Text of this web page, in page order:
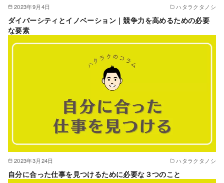
2023年9月4日 ハタラクタノシ
ダイバーシティとイノベーション｜競争力を高めるための必要
な要素
2023年3月24日 ハタラクタノシ
自分に合った仕事を見つけるために必要な３つのこと